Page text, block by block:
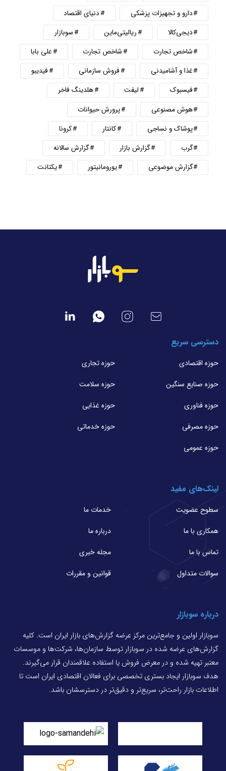
دارو و تجهیزات پزشکی
دنیای اقتصاد
دیجی‌کالا
ریالیتی‌ماین
سوبازار
شاخص تجارت
شاخص تجارت
علی بابا
غذا و آشامیدنی
فروش سازمانی
فیدیبو
فیسبوک
لیفت
هلدینگ فاخر
هوش مصنوعی
پرورش حیوانات
پوشاک و نساجی
کانتار
کرونا
گرب
گزارش بازار
گزارش سالانه
گزارش موضوعی
یورومانیتور یکتانت
دسترسی سریع
حوزه اقتصادی
حوزه تجاری
حوزه صنایع سنگین
حوزه سلامت
حوزه فناوری
حوزه غذایی
حوزه مصرفی
حوزه خدماتی
حوزه عمومی
لینک‌های مفید
سطوح عضویت
خدمات ما
همکاری با ما
درباره ما
تماس با ما
مجله خبری
سوالات متداول
قوانین و مقررات
درباره سوبازار
سوبازار اولین و جامع‌ترین مرکز عرضه گزارش‌های بازار ایران است. کلیه
گزارش‌های عرضه شده در سوبازار توسط سازمان‌ها، شرکت‌ها و موسسات
معتبر تهیه شده و در معرض فروش یا استفاده علاقمندان قرار می‌گیرند.
هدف سوبازار ایجاد بستری تخصصی برای فعالان اقتصادی ایران است تا
اطلاعات بازار راحت‌تر، سریع‌تر و دقیق‌تر در دسترسشان باشد.